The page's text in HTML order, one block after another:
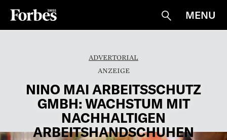
Suche
MENU
ADVERTORIAL
NINO MAI ARBEITSSCHUTZ
GMBH: WACHSTUM MIT
NACHHALTIGEN
ARBEITSHANDSCHUHEN